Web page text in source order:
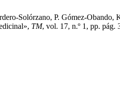
Solórzano, P. Gómez-
TM, vol. 17, n.º 1, pp. pág.